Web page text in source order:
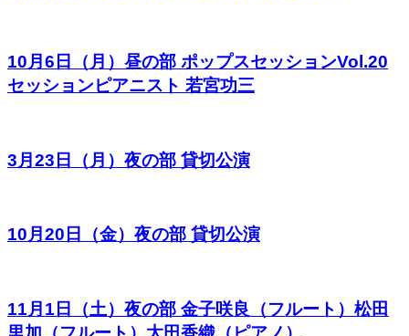
10月6日（月）昼の部 ポップスセッションVol.20
セッションピアニスト 若宮功三
3月23日（月）夜の部 貸切公演
10月20日（金）夜の部 貸切公演
11月1日（土）夜の部 金子咲良（フルート）松田